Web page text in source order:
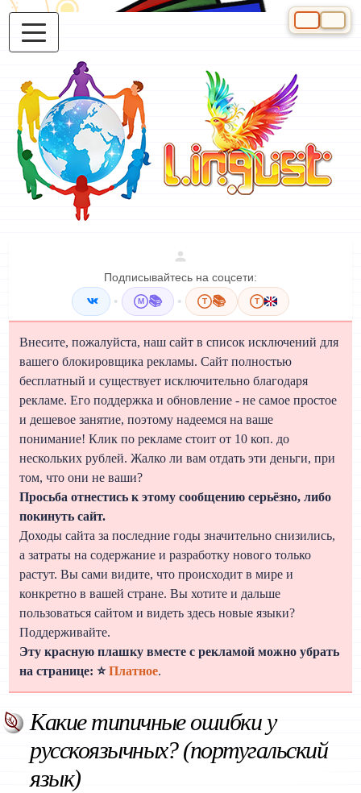
Подписывайтесь на соцсети:
• M 📚 • T 📚 T
Внесите, пожалуйста, наш сайт в список исключений для
вашего блокировщика рекламы. Сайт полностью
бесплатный и существует исключительно благодаря
рекламе. Его поддержка и обновление - не самое простое
и дешевое занятие, поэтому надеемся на ваше
понимание! Клик по рекламе стоит от 10 коп. до
нескольких рублей. Жалко ли вам отдать эти деньги, при
том, что они не ваши?
Просьба отнестись к этому сообщению серьёзно, либо
покинуть сайт.
Доходы сайта за последние годы значительно снизились,
а затраты на содержание и разработку нового только
растут. Вы сами видите, что происходит в мире и
конкретно в вашей стране. Вы хотите и дальше
пользоваться сайтом и видеть здесь новые языки?
Поддерживайте.
Эту красную плашку вместе с рекламой можно убрать
на странице: ⭐Платное.
Какие типичные ошибки у
русскоязычных? (португальский
язык)